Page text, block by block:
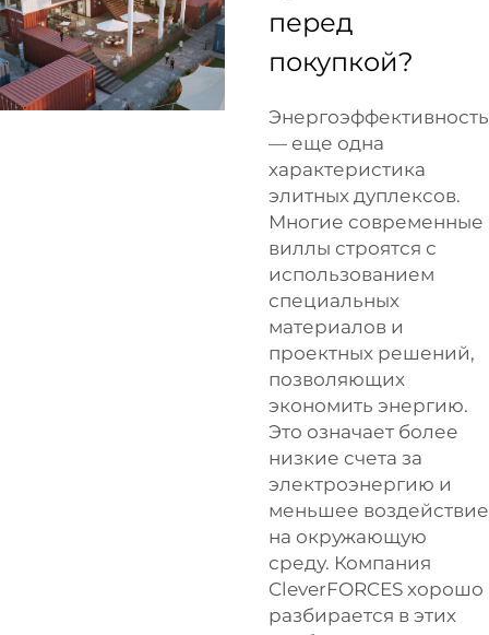
перед
покупкой?
Энергоэффективность
— еще одна
характеристика
элитных дуплексов.
Многие современные
виллы строятся с
использованием
специальных
материалов и
проектных решений,
позволяющих
экономить энергию.
Это означает более
низкие счета за
электроэнергию и
меньшее воздействие
на окружающую
среду. Компания
CleverFORCES хорошо
разбирается в этих